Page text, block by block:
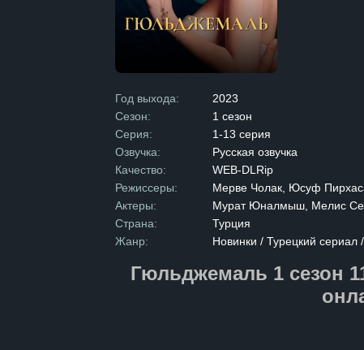
Год выхода:
2023
Сезон:
1 сезон
Серия:
1-13 серия
Озвучка:
Русская озвучка
Качество:
WEB-DLRip
Режиссеры:
Мерве Чолак, Юсуф
Актеры:
Мурат Юналмыш, Мелис
Страна:
Турция
Жанр:
Новинки / Турецкий
Гюльджемаль 1 сезон